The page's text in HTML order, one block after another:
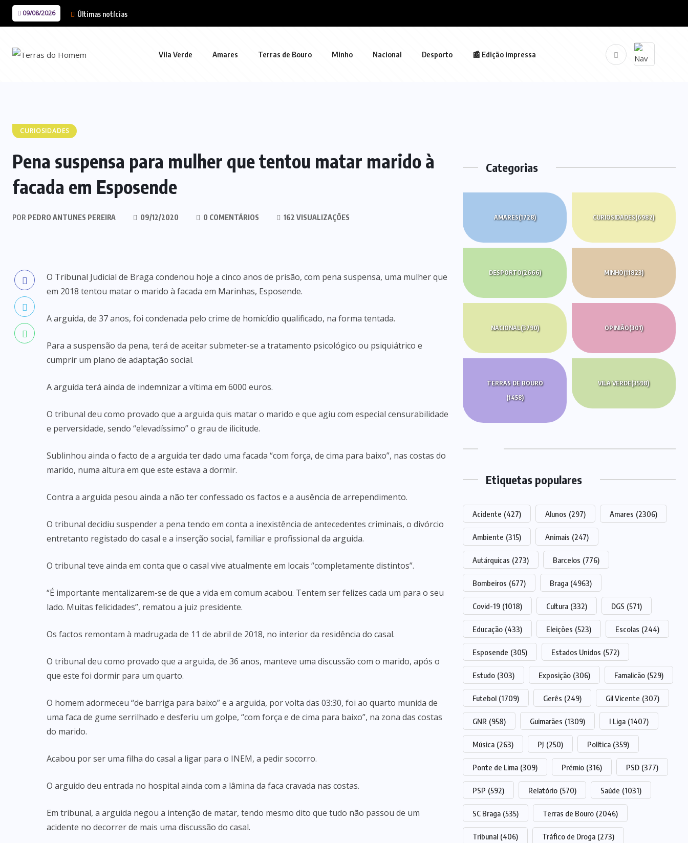
09/08/2026 Últimas notícias
Vila Verde Amares Terras de Bouro Minho Nacional Desporto 📰 Edição impressa
CURIOSIDADES
Pena suspensa para mulher que tentou matar marido à
facada em Esposende
POR PEDRO ANTUNES PEREIRA 09/12/2020 0 COMENTÁRIOS 162 VISUALIZAÇÕES
O Tribunal Judicial de Braga condenou hoje a cinco anos de prisão, com pena suspensa, uma mulher que
em 2018 tentou matar o marido à facada em Marinhas, Esposende.
A arguida, de 37 anos, foi condenada pelo crime de homicídio qualificado, na forma tentada.
Para a suspensão da pena, terá de aceitar submeter-se a tratamento psicológico ou psiquiátrico e
cumprir um plano de adaptação social.
A arguida terá ainda de indemnizar a vítima em 6000 euros.
O tribunal deu como provado que a arguida quis matar o marido e que agiu com especial censurabilidade
e perversidade, sendo “elevadíssimo” o grau de ilicitude.
Sublinhou ainda o facto de a arguida ter dado uma facada “com força, de cima para baixo”, nas costas do
marido, numa altura em que este estava a dormir.
Contra a arguida pesou ainda a não ter confessado os factos e a ausência de arrependimento.
O tribunal decidiu suspender a pena tendo em conta a inexistência de antecedentes criminais, o divórcio
entretanto registado do casal e a inserção social, familiar e profissional da arguida.
O tribunal teve ainda em conta que o casal vive atualmente em locais “completamente distintos”.
“É importante mentalizarem-se de que a vida em comum acabou. Tentem ser felizes cada um para o seu
lado. Muitas felicidades”, rematou a juiz presidente.
Os factos remontam à madrugada de 11 de abril de 2018, no interior da residência do casal.
O tribunal deu como provado que a arguida, de 36 anos, manteve uma discussão com o marido, após o
que este foi dormir para um quarto.
O homem adormeceu “de barriga para baixo” e a arguida, por volta das 03:30, foi ao quarto munida de
uma faca de gume serrilhado e desferiu um golpe, “com força e de cima para baixo”, na zona das costas
do marido.
Acabou por ser uma filha do casal a ligar para o INEM, a pedir socorro.
O arguido deu entrada no hospital ainda com a lâmina da faca cravada nas costas.
Em tribunal, a arguida negou a intenção de matar, tendo mesmo dito que tudo não passou de um
acidente no decorrer de mais uma discussão do casal.
Categorias
AMARES(1728) CURIOSIDADES(6982)
DESPORTO(2666) MINHO(11823)
NACIONAL(3790) OPINIÃO(301)
TERRAS DE BOURO
(1458)
VILA VERDE(3598)
Etiquetas populares
Acidente (427) Alunos (297) Amares (2306)
Ambiente (315) Animais (247)
Autárquicas (273) Barcelos (776)
Bombeiros (677) Braga (4963)
Covid-19 (1018) Cultura (332) DGS (571)
Educação (433) Eleições (523) Escolas (244)
Esposende (305) Estados Unidos (572)
Estudo (303) Exposição (306) Famalicão (529)
Futebol (1709) Gerês (249) Gil Vicente (307)
GNR (958) Guimarães (1309) I Liga (1407)
Música (263) PJ (250) Política (359)
Ponte de Lima (309) Prémio (316) PSD (377)
PSP (592) Relatório (570) Saúde (1031)
SC Braga (535) Terras de Bouro (2046)
Tribunal (406) Tráfico de Droga (273)